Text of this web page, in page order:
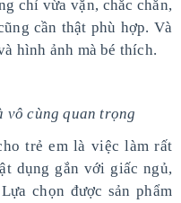
chỉ vừa vặn, chắc chắn,
cần thật phù hợp. Và
hình ảnh mà bé thích.
vô cùng quan trọng
trẻ em là việc làm rất
dụng gắn với giấc ngủ,
chọn được sản phẩm